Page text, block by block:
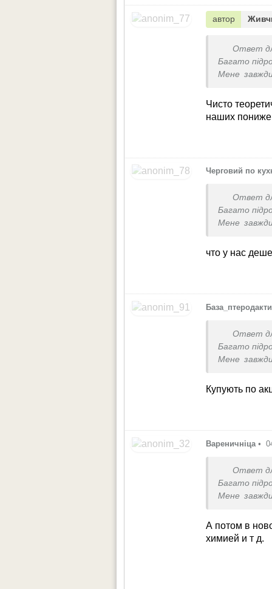
автор
Ответ
Багато
Мене
Я за 1800-
возить з
Чисто
наших
Черговий по
Ответ
Багато
Мене
Я за 1800-
что у нас
Ответ
Багато
Мене
Я за 1800-
Купують по
Вареничніца •
Ответ
Багато
Мене
Я за 1800-
возить з
А потом в
химией и т д.